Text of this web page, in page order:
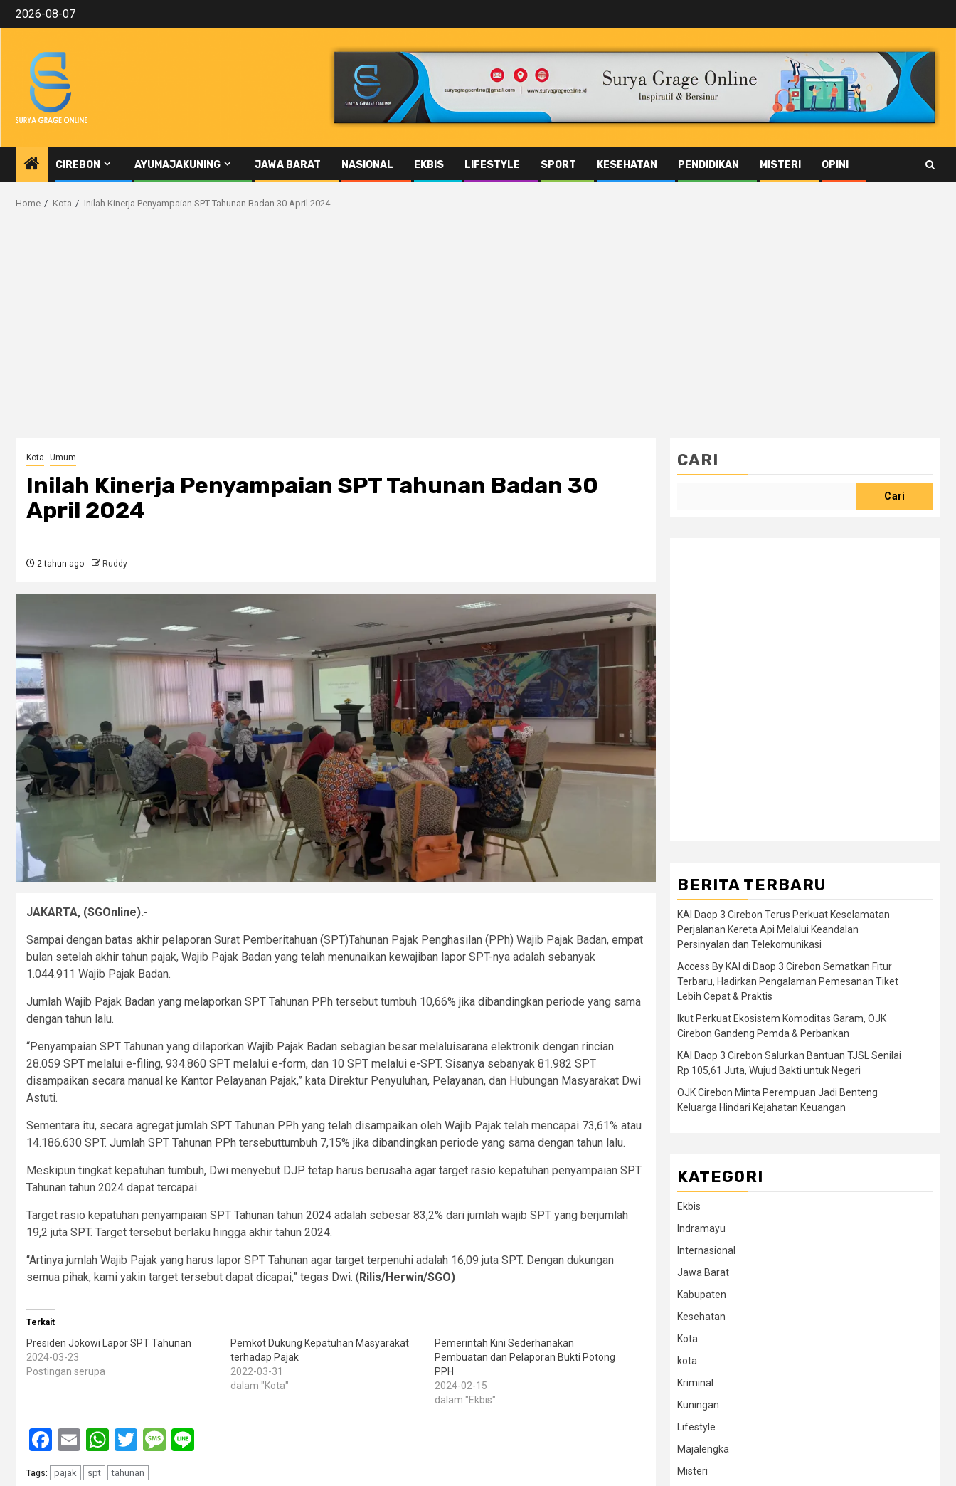
Skip2026-08-07
CIREBON AYUMAJAKUNING JAWA BARAT NASIONAL EKBIS LIFESTYLE SPORT KESEHATAN PENDIDIKAN MISTERI OPINI
Home Kota Inilah Kinerja Penyampaian SPT Tahunan Badan 30 April 2024
Kota Umum
Inilah Kinerja Penyampaian SPT Tahunan Badan 30
April 2024
2 tahun ago Ruddy
JAKARTA, (SGOnline).-
Sampai dengan batas akhir pelaporan Surat Pemberitahuan (SPT)Tahunan Pajak Penghasilan (PPh) Wajib Pajak Badan, empat
bulan setelah akhir tahun pajak, Wajib Pajak Badan yang telah menunaikan kewajiban lapor SPT-nya adalah sebanyak
1.044.911 Wajib Pajak Badan.
Jumlah Wajib Pajak Badan yang melaporkan SPT Tahunan PPh tersebut tumbuh 10,66% jika dibandingkan periode yang sama
dengan tahun lalu.
“Penyampaian SPT Tahunan yang dilaporkan Wajib Pajak Badan sebagian besar melaluisarana elektronik dengan rincian
28.059 SPT melalui e-filing, 934.860 SPT melalui e-form, dan 10 SPT melalui e-SPT. Sisanya sebanyak 81.982 SPT
disampaikan secara manual ke Kantor Pelayanan Pajak,” kata Direktur Penyuluhan, Pelayanan, dan Hubungan Masyarakat Dwi
Astuti.
Sementara itu, secara agregat jumlah SPT Tahunan PPh yang telah disampaikan oleh Wajib Pajak telah mencapai 73,61% atau
14.186.630 SPT. Jumlah SPT Tahunan PPh tersebuttumbuh 7,15% jika dibandingkan periode yang sama dengan tahun lalu.
Meskipun tingkat kepatuhan tumbuh, Dwi menyebut DJP tetap harus berusaha agar target rasio kepatuhan penyampaian SPT
Tahunan tahun 2024 dapat tercapai.
Target rasio kepatuhan penyampaian SPT Tahunan tahun 2024 adalah sebesar 83,2% dari jumlah wajib SPT yang berjumlah
19,2 juta SPT. Target tersebut berlaku hingga akhir tahun 2024.
“Artinya jumlah Wajib Pajak yang harus lapor SPT Tahunan agar target terpenuhi adalah 16,09 juta SPT. Dengan dukungan
semua pihak, kami yakin target tersebut dapat dicapai,” tegas Dwi. ( Rilis/Herwin/SGO)
Terkait
Presiden Jokowi Lapor SPT Tahunan
2024-03-23
Postingan serupa
Pemkot Dukung Kepatuhan Masyarakat
terhadap Pajak
2022-03-31
dalam "Kota"
Pemerintah Kini Sederhanakan
Pembuatan dan Pelaporan Bukti Potong
PPH
2024-02-15
dalam "Ekbis"
Facebook
EmailWhatsApp
TwitterMessage
Tags: pajak spt tahunan
CARI
Cari
BERITA TERBARU
KAI Daop 3 Cirebon Terus Perkuat Keselamatan
Perjalanan Kereta Api Melalui Keandalan
Persinyalan dan Telekomunikasi
Access By KAI di Daop 3 Cirebon Sematkan Fitur
Terbaru, Hadirkan Pengalaman Pemesanan Tiket
Lebih Cepat & Praktis
Ikut Perkuat Ekosistem Komoditas Garam, OJK
Cirebon Gandeng Pemda & Perbankan
KAI Daop 3 Cirebon Salurkan Bantuan TJSL Senilai
Rp 105,61 Juta, Wujud Bakti untuk Negeri
OJK Cirebon Minta Perempuan Jadi Benteng
Keluarga Hindari Kejahatan Keuangan
KATEGORI
Ekbis
Indramayu
Internasional
Jawa Barat
Kabupaten
Kesehatan
Kota
kota
Kriminal
Kuningan
Lifestyle
Majalengka
Misteri